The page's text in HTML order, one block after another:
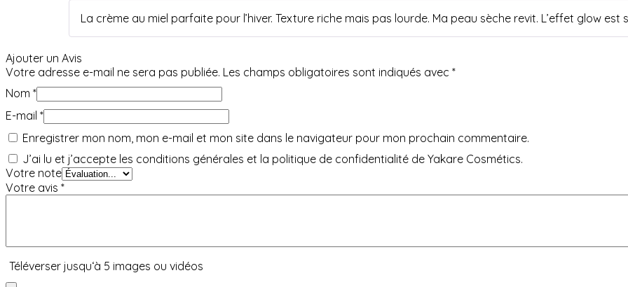
La crème au miel parfaite pour l’hiver. Texture riche mais pas lourde. Ma peau sèche revit. L’effet glow est
Ajouter un Avis
Votre adresse e-mail ne sera pas publiée. Les champs obligatoires sont indiqués avec *
Nom *
E-mail *
Enregistrer mon nom, mon e-mail et mon site dans le navigateur pour mon prochain commentaire.
J’ai lu et j’accepte les conditions générales et la politique de confidentialité de Yakare Cosmétics.
Votre note
Votre avis *
Téléverser jusqu‘à 5 images ou vidéos